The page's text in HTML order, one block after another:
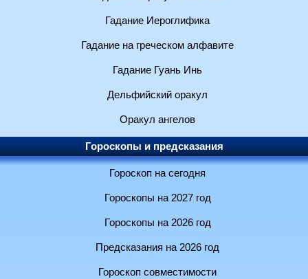
Гадание Иероглифика
Гадание на греческом алфавите
Гадание Гуань Инь
Дельфийский оракул
Оракул ангелов
Гороскопы и предсказания
Гороскоп на сегодня
Гороскопы на 2027 год
Гороскопы на 2026 год
Предсказания на 2026 год
Гороскоп совместимости